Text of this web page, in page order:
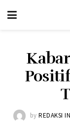
by REDAKSI